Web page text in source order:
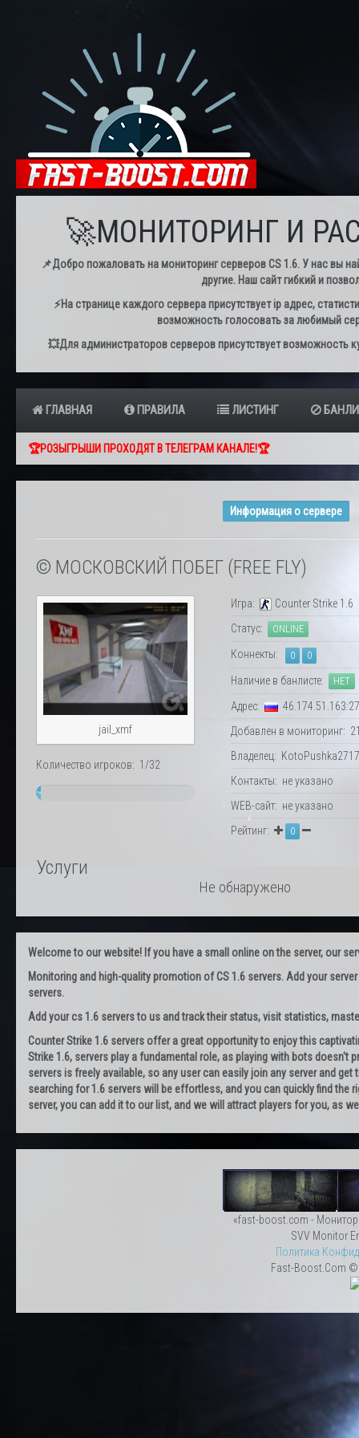
🚀МОНИТОРИНГ И
📌Добро пожаловать на мониторинг серверов CS 1.6. У нас вы
другие. Наш сайт гибкий и
⚡️На странице каждого сервера присутствует ip адрес,
возможность голосовать за любимый
💥Для администраторов серверов присутствует возможность
ГЛАВНАЯ ПРАВИЛА ЛИСТИНГ
🏆РОЗЫГРЫШИ ПРОХОДЯТ В ТЕЛЕГРАМ КАНАЛЕ!🏆
Информация о сервере
© МОСКОВСКИЙ ПОБЕГ (FREE FLY)
jail_xmf
Количество игроков: 1/32
~
Игра:
Counter Strike 1.6
Статус:
ONLINE
Коннекты: 0 0
Наличие в банлисте: НЕТ
Адрес:
Добавлен в мониторинг:
Владелец:
Контакты: не указано
WEB-сайт: не указано
Рейтинг:
0
Услуги
Не обнаружено
Welcome to our website! If you have a small online on the server, our
Monitoring and high-quality promotion of CS 1.6 servers. Add your
servers.
Add your cs 1.6 servers to us and track their status, visit statistics,
Counter Strike 1.6 servers offer a great opportunity to enjoy this
Strike 1.6, servers play a fundamental role, as playing with bots
servers is freely available, so any user can easily join any server and
searching for 1.6 servers will be effortless, and you can quickly find
server, you can add it to our list, and we will attract players for you, as
«fast-boost.com -
SVV Monitor
Политика
Fast-Boost.Com